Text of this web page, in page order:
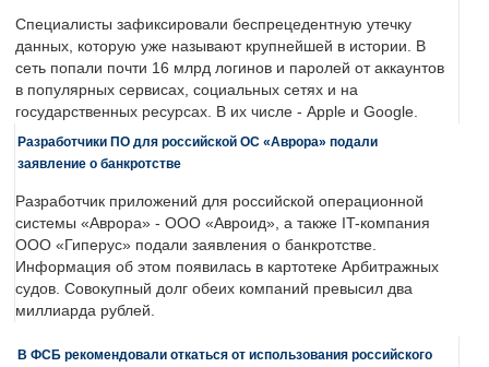
Специалисты зафиксировали беспрецедентную утечку
данных, которую уже называют крупнейшей в истории. В
сеть попали почти 16 млрд логинов и паролей от аккаунтов
в популярных сервисах, социальных сетях и на
государственных ресурсах. В их числе - Apple и Google.
Разработчики ПО для российской ОС «Аврора» подали
заявление о банкротстве
Разработчик приложений для российской операционной
системы «Аврора» - ООО «Авроид», а также IT-компания
ООО «Гиперус» подали заявления о банкротстве.
Информация об этом появилась в картотеке Арбитражных
судов. Совокупный долг обеих компаний превысил два
миллиарда рублей.
В ФСБ рекомендовали откаться от использования российского